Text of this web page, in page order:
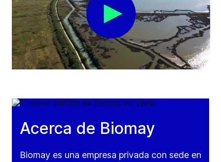
Acerca de Biomay
Biomay es una empresa privada con sede en